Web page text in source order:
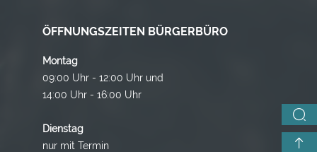
ÖFFNUNGSZEITEN BÜRGERBÜRO
Montag
09:00 Uhr - 12:00 Uhr und
14:00 Uhr - 16:00 Uhr
Dienstag
nur mit Termin